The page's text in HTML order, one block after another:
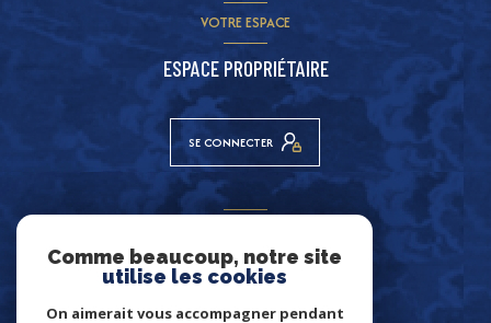
VOTRE ESPACE
ESPACE PROPRIÉTAIRE
SE CONNECTER
NOUS ADHÉRONS
Comme beaucoup, notre site
utilise les cookies
On aimerait vous accompagner pendant